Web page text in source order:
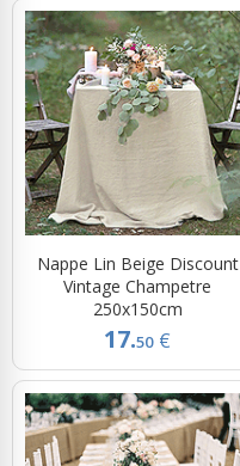
Nappe Lin Beige Discount
Vintage Champetre
250x150cm
17.50 €